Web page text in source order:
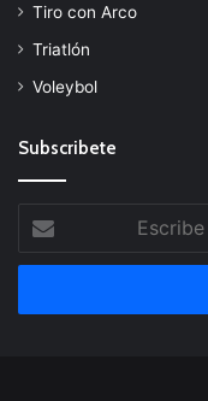
Tiro con Arco
Triatlón
Voleybol
Subscribete
tu
correo